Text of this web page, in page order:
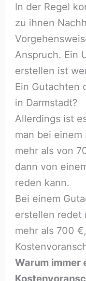
In der Regel
zu ihnen
Anspruch. Ein
erstellen ist
Ein Gutachten
in Darmstadt?
Allerdings ist
man bei
mehr als von
dann von
reden kann.
Bei einem
erstellen redet
mehr als 700
Warum immer